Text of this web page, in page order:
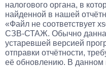
налогового органа, в
найденной в нашей
«Файл не соответствует
СЗВ-СТАЖ. Обычно
устаревшей версией
отправки отчётности,
её обновлению. В данном